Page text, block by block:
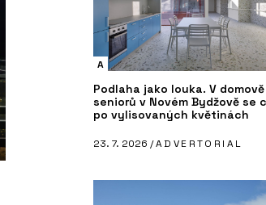
A
Podlaha jako louka. V domově
seniorů v Novém Bydžově se
po vylisovaných květinách
23. 7. 2026 /ADVERTORIAL